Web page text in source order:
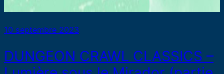
10 septembre 2023
DUNGEON CRAWL CLASSICS –